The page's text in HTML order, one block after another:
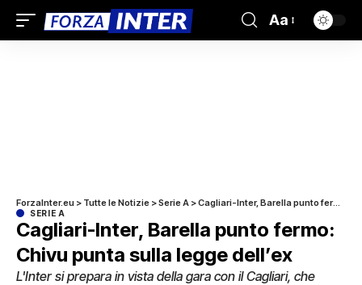
Aa
ForzaInter.eu > Tutte le Notizie >Serie A >Cagliari-Inter, Barella punto fermo: Chivu punta sulla legge dell’ex
SERIE A
Cagliari-Inter, Barella punto fermo:
Chivu punta sulla legge dell’ex
L'Inter si prepara in vista della gara con il Cagliari, che